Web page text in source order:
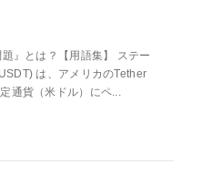
』とは？【用語集】 ステー
は、アメリカのTether
通貨（米ドル）にペ...